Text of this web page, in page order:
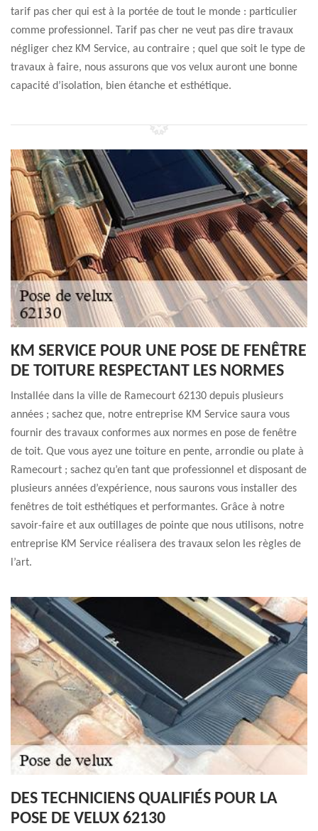
tarif pas cher qui est à la portée de tout le monde : particulier
comme professionnel. Tarif pas cher ne veut pas dire travaux
négliger chez KM Service, au contraire ; quel que soit le type de
travaux à faire, nous assurons que vos velux auront une bonne
capacité d’isolation, bien étanche et esthétique.
KM SERVICE POUR UNE POSE DE FENÊTRE
DE TOITURE RESPECTANT LES NORMES
Installée dans la ville de Ramecourt 62130 depuis plusieurs
années ; sachez que, notre entreprise KM Service saura vous
fournir des travaux conformes aux normes en pose de fenêtre
de toit. Que vous ayez une toiture en pente, arrondie ou plate à
Ramecourt ; sachez qu’en tant que professionnel et disposant de
plusieurs années d’expérience, nous saurons vous installer des
fenêtres de toit esthétiques et performantes. Grâce à notre
savoir-faire et aux outillages de pointe que nous utilisons, notre
entreprise KM Service réalisera des travaux selon les règles de
l’art.
DES TECHNICIENS QUALIFIÉS POUR LA
POSE DE VELUX 62130